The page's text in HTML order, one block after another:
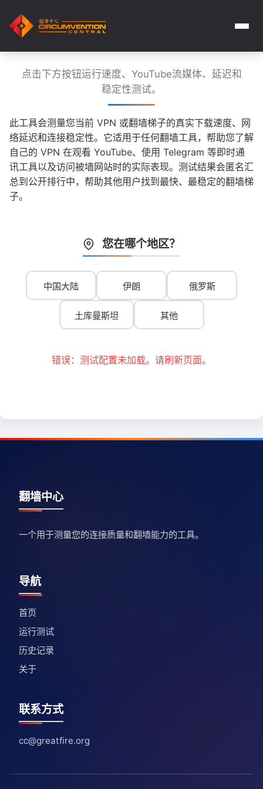
点击下方按钮运行速度、YouTube流媒体、延迟和
稳定性测试。
此工具会测量您当前 VPN 或翻墙梯子的真实下载速度、网
络延迟和连接稳定性。它适用于任何翻墙工具，帮助您了解
自己的 VPN 在观看 YouTube、使用 Telegram 等即时通
讯工具以及访问被墙网站时的实际表现。测试结果会匿名汇
总到公开排行中，帮助其他用户找到最快、最稳定的翻墙梯
子。
您在哪个地区？
中国大陆 伊朗 俄罗斯
土库曼斯坦 其他
错误：测试配置未加载。请刷新页面。
翻墙中心
一个用于测量您的连接质量和翻墙能力的工具。
导航
首页
运行测试
历史记录
关于
联系方式
cc@greatfire.org